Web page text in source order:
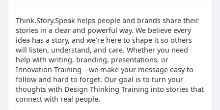
Think.Story.Speak helps people and brands share their
stories in a clear and powerful way. We believe every
idea has a story, and we’re here to shape it so others
will listen, understand, and care. Whether you need
help with writing, branding, presentations, or
Innovation Training—we make your message easy to
follow and hard to forget. Our goal is to turn your
thoughts with Design Thinking Training into stories that
connect with real people.